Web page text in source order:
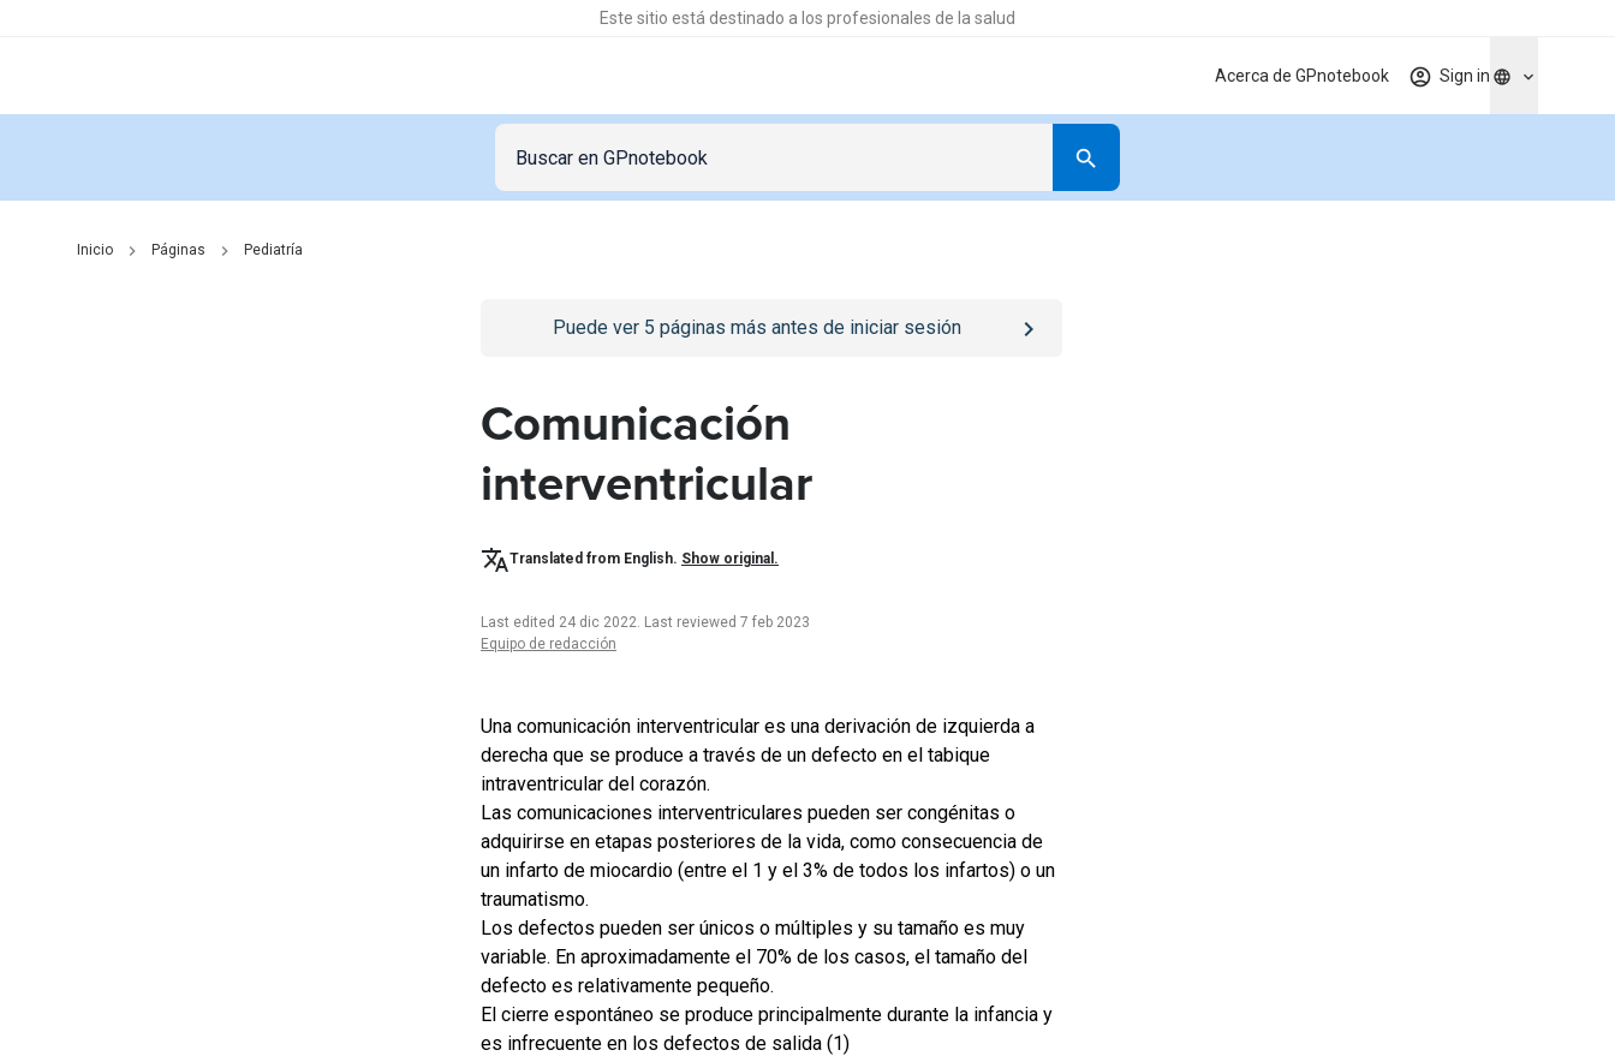
Este sitio está destinado a los profesionales de la salud
Acerca de GPnotebook Sign in
Inicio Páginas Pediatría
/iniciar-sesionpage
Puede ver 5 páginas más antes de iniciar sesión
Comunicación
interventricular
Translated from English. Show original.
Last edited 24 dic 2022. Last reviewed 7 feb 2023
Equipo de redacción
Una comunicación interventricular es una derivación de izquierda a
derecha que se produce a través de un defecto en el tabique
intraventricular del corazón.
Las comunicaciones interventriculares pueden ser congénitas o
adquirirse en etapas posteriores de la vida, como consecuencia de
un infarto de miocardio (entre el 1 y el 3% de todos los infartos) o un
traumatismo.
Los defectos pueden ser únicos o múltiples y su tamaño es muy
variable. En aproximadamente el 70% de los casos, el tamaño del
defecto es relativamente pequeño.
El cierre espontáneo se produce principalmente durante la infancia y
es infrecuente en los defectos de salida (1)